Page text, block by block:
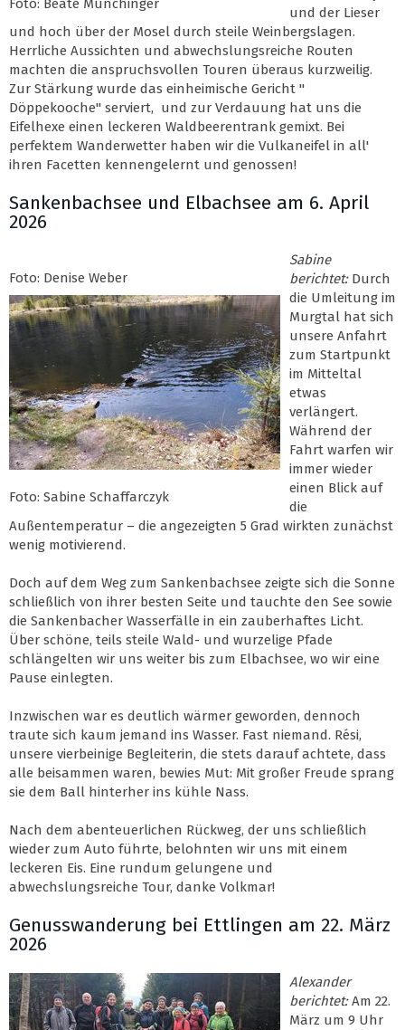
Foto: Beate Münchinger
und der Lieser
und hoch über der Mosel durch steile Weinbergslagen.
Herrliche Aussichten und abwechslungsreiche Routen
machten die anspruchsvollen Touren überaus kurzweilig.
Zur Stärkung wurde das einheimische Gericht "
Döppekooche" serviert, und zur Verdauung hat uns die
Eifelhexe einen leckeren Waldbeerentrank gemixt. Bei
perfektem Wanderwetter haben wir die Vulkaneifel in all'
ihren Facetten kennengelernt und genossen!
Sankenbachsee und Elbachsee am 6. April
2026
Foto: Denise Weber
Foto: Sabine Schaffarczyk
Sabine
berichtet: Durch
die Umleitung im
Murgtal hat sich
unsere Anfahrt
zum Startpunkt
im Mitteltal
etwas
verlängert.
Während der
Fahrt warfen wir
immer wieder
einen Blick auf
die
Außentemperatur – die angezeigten 5 Grad wirkten zunächst
wenig motivierend.
Doch auf dem Weg zum Sankenbachsee zeigte sich die Sonne
schließlich von ihrer besten Seite und tauchte den See sowie
die Sankenbacher Wasserfälle in ein zauberhaftes Licht.
Über schöne, teils steile Wald- und wurzelige Pfade
schlängelten wir uns weiter bis zum Elbachsee, wo wir eine
Pause einlegten.
Inzwischen war es deutlich wärmer geworden, dennoch
traute sich kaum jemand ins Wasser. Fast niemand. Rési,
unsere vierbeinige Begleiterin, die stets darauf achtete, dass
alle beisammen waren, bewies Mut: Mit großer Freude sprang
sie dem Ball hinterher ins kühle Nass.
Nach dem abenteuerlichen Rückweg, der uns schließlich
wieder zum Auto führte, belohnten wir uns mit einem
leckeren Eis. Eine rundum gelungene und
abwechslungsreiche Tour, danke Volkmar!
Genusswanderung bei Ettlingen am 22. März
2026
Alexander
berichtet:Am 22.
März um 9 Uhr